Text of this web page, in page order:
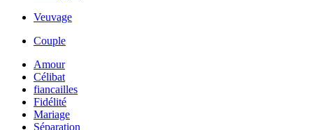
Veuvage
Couple
Amour
Célibat
fiancailles
Fidélité
Mariage
Séparation